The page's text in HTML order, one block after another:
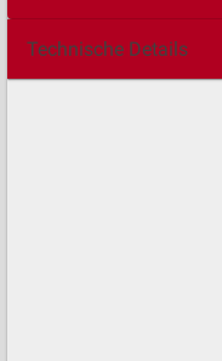
Technische Details